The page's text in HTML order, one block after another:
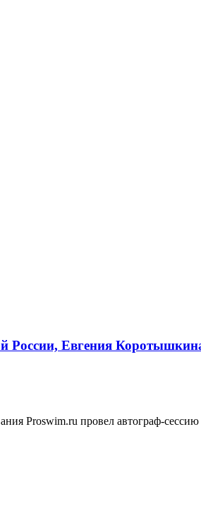
России, Евгения
Proswim.ru провел автограф-